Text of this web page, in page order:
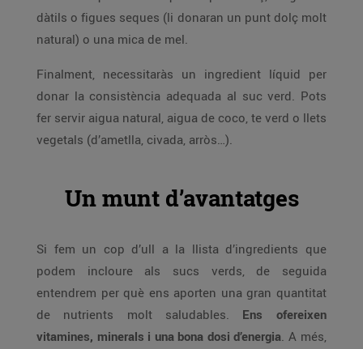
dàtils o figues seques (li donaran un punt dolç molt
natural) o una mica de mel.
Finalment, necessitaràs un ingredient líquid per
donar la consistència adequada al suc verd. Pots
fer servir aigua natural, aigua de coco, te verd o llets
vegetals (d’ametlla, civada, arròs…).
Un munt d’avantatges
Si fem un cop d’ull a la llista d’ingredients que
podem incloure als sucs verds, de seguida
entendrem per què ens aporten una gran quantitat
de nutrients molt saludables. Ens ofereixen
vitamines, minerals i una bona dosi d’energia. A més,